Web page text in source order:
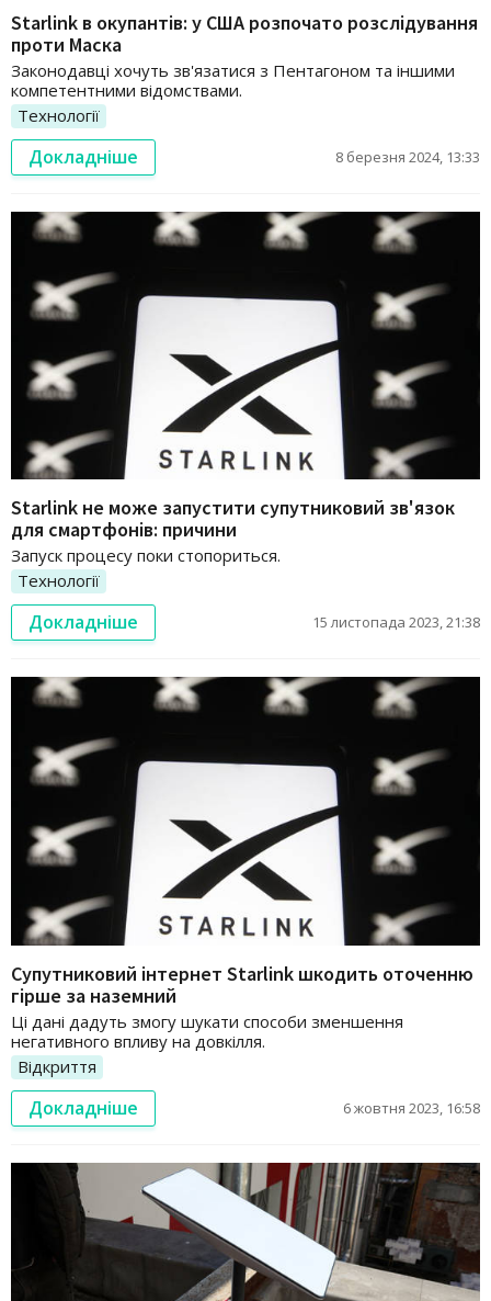
Starlink в окупантів: у США розпочато розслідування
проти Маска
Законодавці хочуть зв'язатися з Пентагоном та іншими
компетентними відомствами.
Технології
Докладніше 8 березня 2024, 13:33
Starlink не може запустити супутниковий зв'язок
для смартфонів: причини
Запуск процесу поки стопориться.
Технології
Докладніше 15 листопада 2023, 21:38
Супутниковий інтернет Starlink шкодить оточенню
гірше за наземний
Ці дані дадуть змогу шукати способи зменшення
негативного впливу на довкілля.
Відкриття
Докладніше 6 жовтня 2023, 16:58